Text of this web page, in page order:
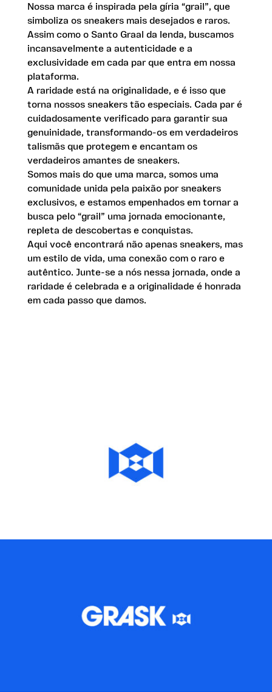
Nossa marca é inspirada pela gíria “grail”, que
simboliza os sneakers mais desejados e raros.
Assim como o Santo Graal da lenda, buscamos
incansavelmente a autenticidade e a
exclusividade em cada par que entra em nossa
plataforma.
A raridade está na originalidade, e é isso que
torna nossos sneakers tão especiais. Cada par é
cuidadosamente verificado para garantir sua
genuinidade, transformando-os em verdadeiros
talismãs que protegem e encantam os
verdadeiros amantes de sneakers.
Somos mais do que uma marca, somos uma
comunidade unida pela paixão por sneakers
exclusivos, e estamos empenhados em tornar a
busca pelo “grail” uma jornada emocionante,
repleta de descobertas e conquistas.
Aqui você encontrará não apenas sneakers, mas
um estilo de vida, uma conexão com o raro e
autêntico. Junte-se a nós nessa jornada, onde a
raridade é celebrada e a originalidade é honrada
em cada passo que damos.